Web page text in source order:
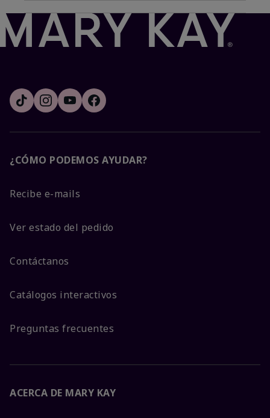
¿CÓMO PODEMOS AYUDAR?
Recibe e-mails
Ver estado del pedido
Contáctanos
Catálogos interactivos
Preguntas frecuentes
ACERCA DE MARY KAY